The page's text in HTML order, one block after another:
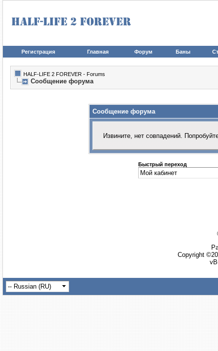
Регистрация Главная Форум Баны
HALF-LIFE 2 FOREVER - Forums
Сообщение форума
Сообщение форума
Извините, нет совпадений.
Быстрый переход
Copyright